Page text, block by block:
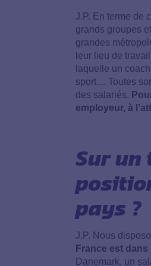
J.P. En terme de
grands groupes
grandes
leur lieu de
laquelle un
sport… Toutes
des salariés.
employeur, à
Sur un
pays ?
J.P. Nous
France est dans
Danemark, un